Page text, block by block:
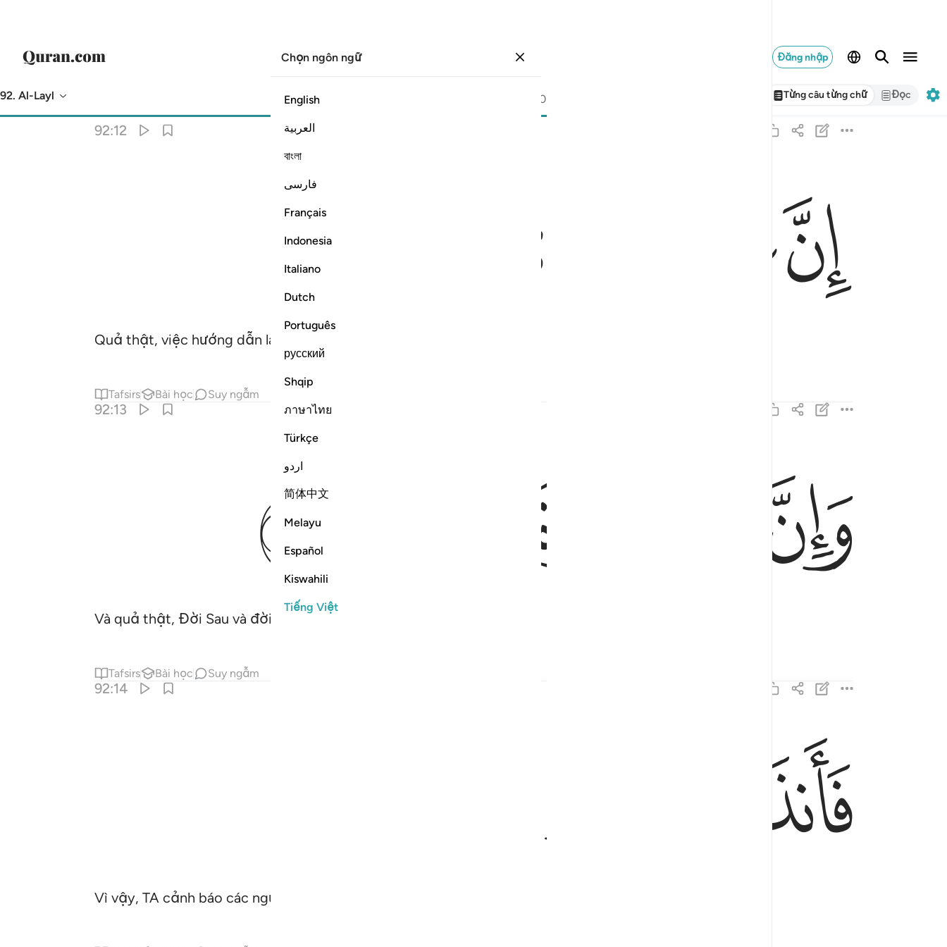
Đăng nhập
Chọn ngôn ngữ
English
العربية
বাংলা
فارسی
Français
Indonesia
Italiano
Dutch
Português
русский
Shqip
ภาษาไทย
Türkçe
اردو
简体中文
Melayu
Español
Kiswahili
Tiếng Việt
92. Al-Layl 60 Từng câu từng chữ Đọc
92:12
إِنَّ عَلَيْنَا لَلْهُدَىٰ ١٢
ﱋﱌ ﱍ
Quả thật, việc hướng dẫn là nhiệm vụ của TA.
Tafsirs Bài học Suy ngẫm
92:13
وَإِنَّ لَنَا لَلْـَٔاخِرَةَ وَٱلْأُولَىٰ ١٣
ﱏ ﱑ ﱓ
Và quả thật, Đời Sau và đời sống trần gian đều là của TA.
Tafsirs Bài học Suy ngẫm
92:14
فانذرتكم نارا تلظى ١٤
فَأَنذَرْتُكُمْ نَارًۭا تَلَظَّىٰ ١٤
ﱔ ﱕ
Vì vậy, TA cảnh báo các ngươi về ngọn lửa cháy dữ dội.